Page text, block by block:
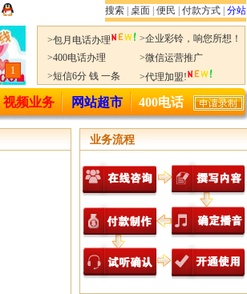
搜索| 桌面| 便民 付款方式| 分站
1
>包月电话办理
>企业彩铃，响您所想！
>400电话办理
>微信运营推广
>短信6分 钱 一条
>代理加盟!
视频业务 网站超市 400电话
业务流程